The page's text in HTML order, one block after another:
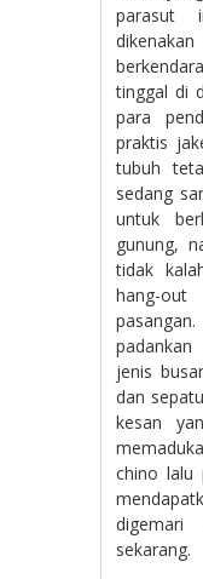
parasut
tinggal di
para
praktis
tubuh
sedang
untuk
gunung,
tidak
hang-
jenis
dan
kesan
chino lalu
sekarang.